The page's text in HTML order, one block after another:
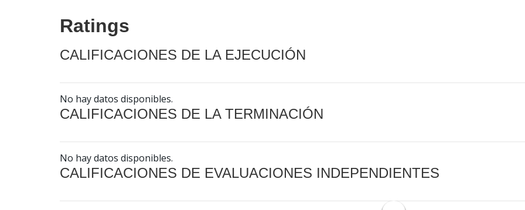
Ratings
CALIFICACIONES DE LA EJECUCIÓN
No hay datos disponibles.
CALIFICACIONES DE LA TERMINACIÓN
No hay datos disponibles.
CALIFICACIONES DE EVALUACIONES INDEPENDIENTES